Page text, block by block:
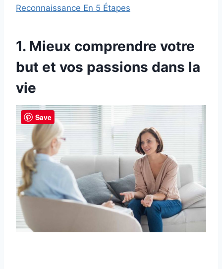
Reconnaissance En 5 Étapes
1. Mieux comprendre votre
but et vos passions dans la
vie
Save